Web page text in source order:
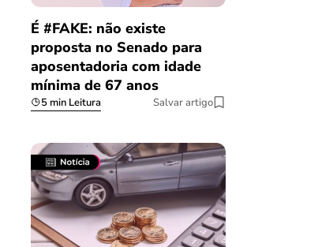
É #FAKE: não existe
proposta no Senado para
aposentadoria com idade
mínima de 67 anos
5 min Leitura Salvar artigo